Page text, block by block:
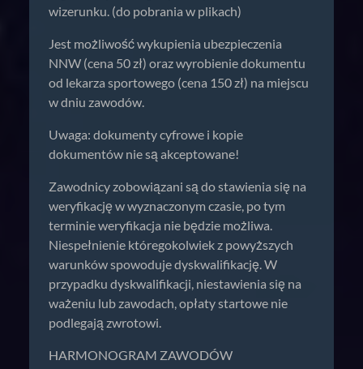
wizerunku. (do pobrania w plikach)
Jest możliwość wykupienia ubezpieczenia
NNW (cena 50 zł) oraz wyrobienie dokumentu
od lekarza sportowego (cena 150 zł) na miejscu
w dniu zawodów.
Uwaga: dokumenty cyfrowe i kopie
dokumentów nie są akceptowane!
Zawodnicy zobowiązani są do stawienia się na
weryfikację w wyznaczonym czasie, po tym
terminie weryfikacja nie będzie możliwa.
Niespełnienie któregokolwiek z powyższych
warunków spowoduje dyskwalifikację. W
przypadku dyskwalifikacji, niestawienia się na
ważeniu lub zawodach, opłaty startowe nie
podlegają zwrotowi.
HARMONOGRAM ZAWODÓW